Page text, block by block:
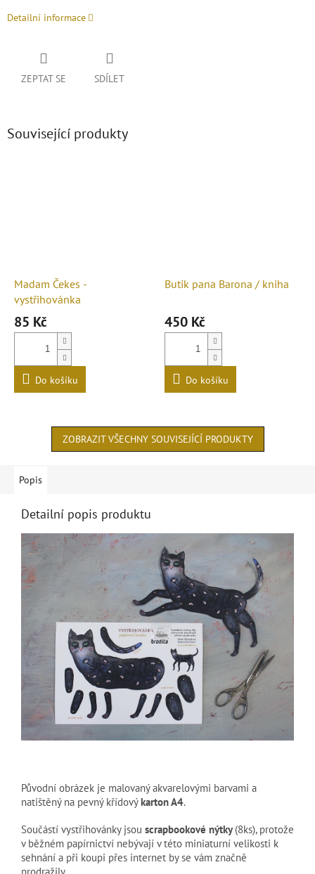
Detailní informace
ZEPTAT SE SDÍLET
Související produkty
Madam Čekes -
vystřihovánka
85 Kč
Do košíku
Butik pana Barona / kniha
450 Kč
Do košíku
ZOBRAZIT VŠECHNY SOUVISEJÍCÍ PRODUKTY
Popis
Detailní popis produktu
Původní obrázek je malovaný akvarelovými barvami a
natištěný na pevný křídovýkarton A4.
Součástí vystřihovánky jsou scrapbookové nýtky(8ks), protože
v běžném papírnictví nebývají v této miniaturní velikosti k
sehnání a při koupi přes internet by se vám značně